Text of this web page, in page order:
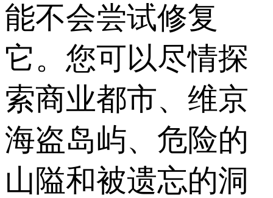
能不会尝试修复
它。您可以尽情探
索商业都市、维京
海盗岛屿、危险的
山隘和被遗忘的洞